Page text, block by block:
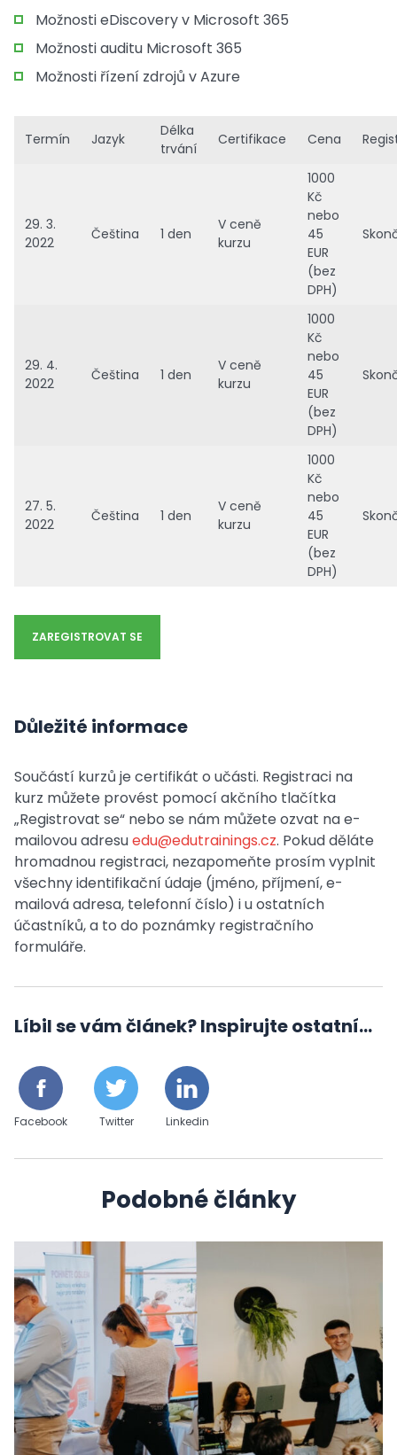
Možnosti eDiscovery v Microsoft 365
Možnosti auditu Microsoft 365
Možnosti řízení zdrojů v Azure
Termín Jazyk
Délka
trvání
Certifikace Cena
29. 3.
2022
Čeština 1 den
V ceně
kurzu
1000
Kč
nebo
45
EUR
(bez
DPH)
29. 4.
2022
Čeština 1 den
V ceně
kurzu
1000
Kč
nebo
45
EUR
(bez
DPH)
27. 5.
2022
Čeština 1 den
V ceně
kurzu
1000
Kč
nebo
45
EUR
(bez
DPH)
ZAREGISTROVAT SE
Důležité informace
Součástí kurzů je certifikát o učásti. Registraci na
kurz můžete provést pomocí akčního tlačítka
„Registrovat se“ nebo se nám můžete ozvat na e-
mailovou adresuedu@edutrainings.cz. Pokud děláte
hromadnou registraci, nezapomeňte prosím vyplnit
všechny identifikační údaje (jméno, příjmení, e-
mailová adresa, telefonní číslo) i u ostatních
účastníků, a to do poznámky registračního
formuláře.
Líbil se vám článek? Inspirujte ostatní...
Facebook Twitter Linkedin
Podobné články